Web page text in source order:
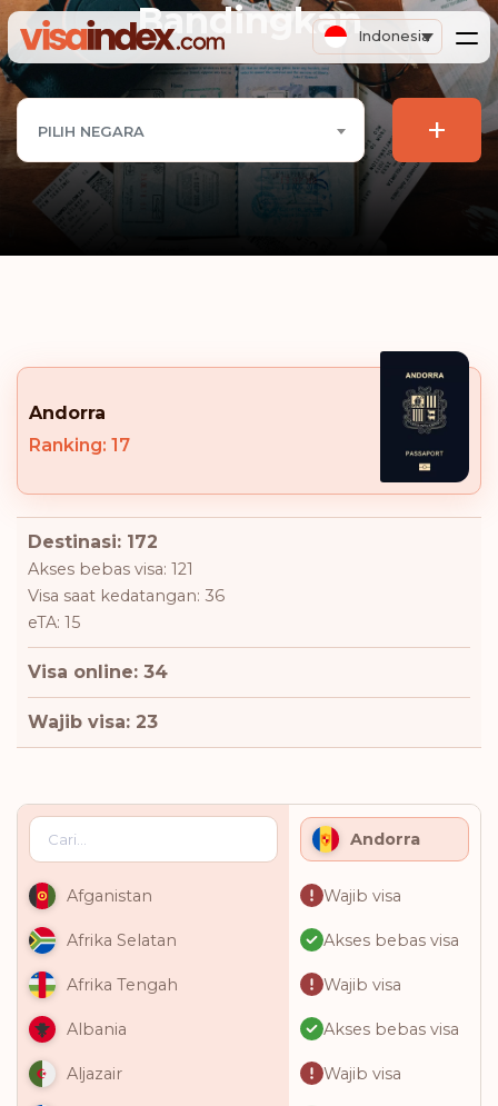
Indonesia
Bandingkan
PILIH NEGARA +
Andorra
Ranking: 17
Destinasi: 172
Akses bebas visa: 121
Visa saat kedatangan: 36
eTA: 15
Visa online: 34
Wajib visa: 23
Andorra
Afganistan Wajib visa
Afrika Selatan Akses bebas visa
Afrika Tengah Wajib visa
Albania Akses bebas visa
Aljazair Wajib visa